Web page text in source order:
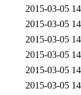
2015-03-05
2015-03-05
2015-03-05
2015-03-05
2015-03-05
2015-03-05